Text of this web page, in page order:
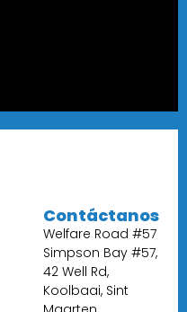
Contáctanos
Welfare Road #57
Simpson Bay #57,
42 Well Rd,
Koolbaai, Sint